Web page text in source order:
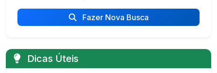
Fazer Nova Busca
Dicas Úteis